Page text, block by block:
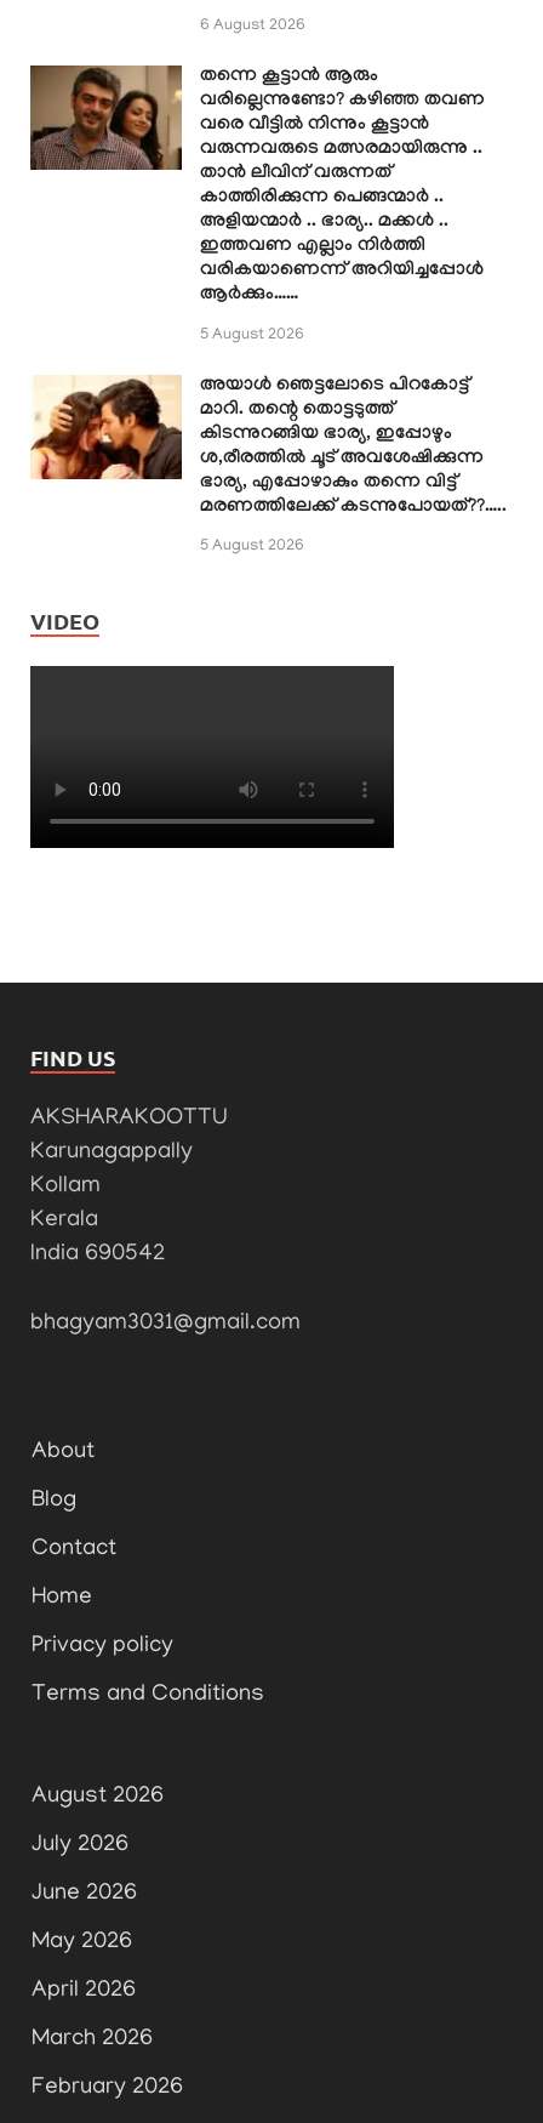
6 August 2026
തന്നെ കൂട്ടാൻ ആരും
വരില്ലെന്നുണ്ടോ? കഴിഞ്ഞ തവണ
വരെ വീട്ടിൽ നിന്നും കൂട്ടാൻ
വരുന്നവരുടെ മത്സരമായിരുന്നു ..
താൻ ലീവിന് വരുന്നത്
കാത്തിരിക്കുന്ന പെങ്ങന്മാർ ..
അളിയന്മാർ .. ഭാര്യ.. മക്കൾ ..
ഇത്തവണ എല്ലാം നിർത്തി
വരികയാണെന്ന് അറിയിച്ചപ്പോൾ
ആർക്കും……
5 August 2026
അയാൾ ഞെട്ടലോടെ പിറകോട്ട്
മാറി. തന്റെ തൊട്ടടുത്ത്
കിടന്നുറങ്ങിയ ഭാര്യ, ഇപ്പോഴും
ശ,രീരത്തിൽ ചൂട് അവശേഷിക്കുന്ന
ഭാര്യ, എപ്പോഴാകും തന്നെ വിട്ട്
മരണത്തിലേക്ക് കടന്നുപോയത്??…..
5 August 2026
VIDEO
FIND US
AKSHARAKOOTTU
Karunagappally
Kollam
Kerala
India 690542
bhagyam3031@gmail.com
About
Blog
Contact
Home
Privacy policy
Terms and Conditions
August 2026
July 2026
June 2026
May 2026
April 2026
March 2026
February 2026